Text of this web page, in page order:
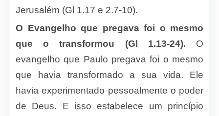
Jerusalém (Gl 1.17 e 2.7-10).
O Evangelho que pregava foi o mesmo
que o transformou (Gl 1.13-24). O
evangelho que Paulo pregava foi o mesmo
que havia transformado a sua vida. Ele
havia experimentado pessoalmente o poder
de Deus. E isso estabelece um princípio